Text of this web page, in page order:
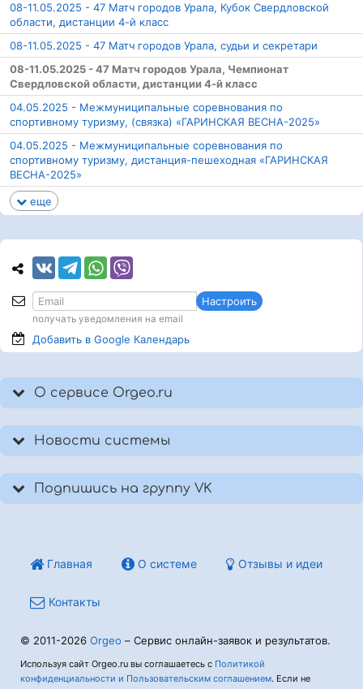
08-11.05.2025 - 47 Матч городов Урала, Кубок Свердловской
области, дистанции 4-й класс
08-11.05.2025 - 47 Матч городов Урала, судьи и секретари
08-11.05.2025 - 47 Матч городов Урала, Чемпионат
Свердловской области, дистанции 4-й класс
04.05.2025 - Межмуниципальные соревнования по
спортивному туризму, (связка) «ГАРИНСКАЯ ВЕСНА-2025»
04.05.2025 - Межмуниципальные соревнования по
спортивному туризму, дистанция-пешеходная «ГАРИНСКАЯ
ВЕСНА-2025»
еще
Настроить
получать уведомления на email
Добавить в Google Календарь
О сервисе Orgeo.ru
Новости системы
Подпишись на группу VK
Главная О системе Отзывы и идеи
Контакты
© 2011-2026 Orgeo – Сервис онлайн-заявок и результатов.
Используя сайт Orgeo.ru вы соглашаетесь с Политикой
конфиденциальности и Пользовательским соглашением. Если не